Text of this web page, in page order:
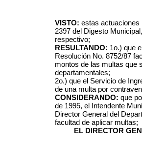
VISTO: estas actuaciones
2397 del Digesto
respectivo;
RESULTANDO: 1o.) que
Resolución No. 8752/87
montos de las multas que
departamentales;
2o.) que el Servicio de
de una multa por
CONSIDERANDO: que
de 1995, el Intendente
Director General del
facultad de aplicar multas;
EL DIRECTOR